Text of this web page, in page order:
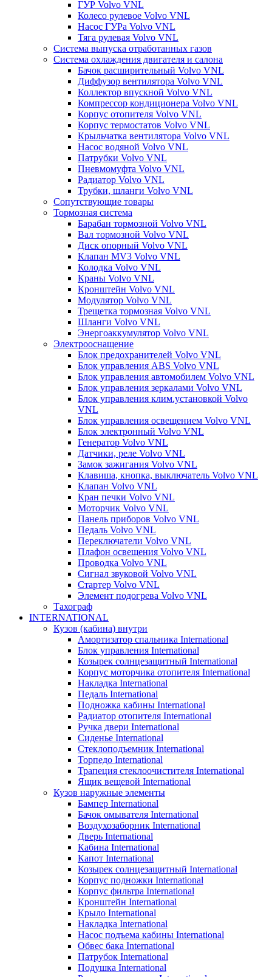
ГУР Volvo VNL
Колесо рулевое Volvo VNL
Насос ГУРа Volvo VNL
Тяга рулевая Volvo VNL
Система выпуска отработанных газов
Система охлаждения двигателя и салона
Бачок расширительный Volvo VNL
Диффузор вентилятора Volvo VNL
Коллектор впускной Volvo VNL
Компрессор кондиционера Volvo VNL
Корпус отопителя Volvo VNL
Корпус термостатов Volvo VNL
Крыльчатка вентилятора Volvo VNL
Насос водяной Volvo VNL
Патрубки Volvo VNL
Пневмомуфта Volvo VNL
Радиатор Volvo VNL
Трубки, шланги Volvo VNL
Сопутствующие товары
Тормозная система
Барабан тормозной Volvo VNL
Вал тормозной Volvo VNL
Диск опорный Volvo VNL
Клапан MV3 Volvo VNL
Колодка Volvo VNL
Краны Volvo VNL
Кронштейн Volvo VNL
Модулятор Volvo VNL
Трещетка тормозная Volvo VNL
Шланги Volvo VNL
Энергоаккумулятор Volvo VNL
Электрооснащение
Блок предохранителей Volvo VNL
Блок управления ABS Volvo VNL
Блок управления автомобилем Volvo VNL
Блок управления зеркалами Volvo VNL
Блок управления клим.установкой Volvo
VNL
Блок управления освещением Volvo VNL
Блок электронный Volvo VNL
Генератор Volvo VNL
Датчики, реле Volvo VNL
Замок зажигания Volvo VNL
Клавиша, кнопка, выключатель Volvo VNL
Клапан Volvo VNL
Кран печки Volvo VNL
Моторчик Volvo VNL
Панель приборов Volvo VNL
Педаль Volvo VNL
Переключатели Volvo VNL
Плафон освещения Volvo VNL
Проводка Volvo VNL
Сигнал звуковой Volvo VNL
Стартер Volvo VNL
Элемент подогрева Volvo VNL
Тахограф
INTERNATIONAL
Кузов (кабина) внутри
Амортизатор спальника International
Блок управления International
Козырек солнцезащитный International
Корпус моторчика отопителя International
Накладка International
Педаль International
Подножка кабины International
Радиатор отопителя International
Ручка двери International
Сиденье International
Стеклоподъемник International
Торпедо International
Трапеция стеклоочистителя International
Ящик вещевой International
Кузов наружные элементы
Бампер International
Бачок омывателя International
Воздухозаборник International
Дверь International
Кабина International
Капот International
Козырек солнцезащитный International
Корпус подножки International
Корпус фильтра International
Кронштейн International
Крыло International
Накладка International
Насос подъема кабины International
Обвес бака International
Патрубок International
Подушка International